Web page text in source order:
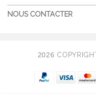
NOUS CONTACTER
2026